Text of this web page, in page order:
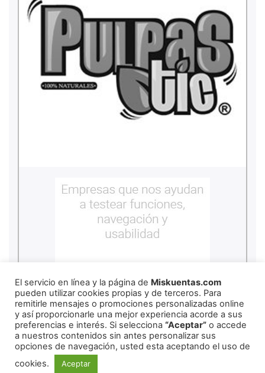
copyrightmiskuentas2026
El servicio en línea y la página de Miskuentas.com
pueden utilizar cookies propias y de terceros. Para
remitirle mensajes o promociones personalizadas online
y así proporcionarle una mejor experiencia acorde a sus
preferencias e interés. Si selecciona “Aceptar” o accede
a nuestros contenidos sin antes personalizar sus
opciones de navegación, usted esta aceptando el uso de
cookies.
Aceptar